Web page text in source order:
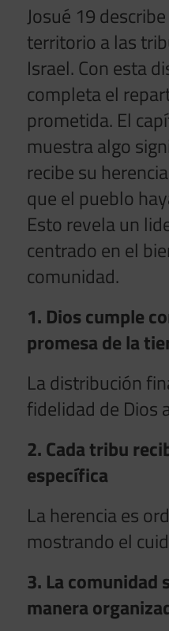
Josué 19
territorio a las
Israel. Con esta
completa el
prometida. El
muestra algo
recibe su herencia
que el pueblo
Esto revela un
centrado en el
comunidad.
1. Dios cumple
promesa de la
La distribución
fidelidad de Dios
2. Cada tribu
específica
La herencia es
mostrando el
3. La comunidad
manera